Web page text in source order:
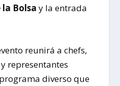
la Bolsay la entrada
reunirá a chefs,
representantes
diverso que